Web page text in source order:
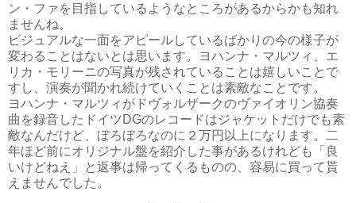
ン・ファを目指しているようなところがあるからかも知れ
ませんね。
ビジュアルな一面をアピールしているばかりの今の様子が
変わることはないとは思います。ヨハンナ・マルツィ、エ
リカ・モリーニの写真が残されていることは嬉しいことで
すし、演奏が聞かれ続けていくことは素敵なことです。
ヨハンナ・マルツィがドヴォルザークのヴァイオリン協奏
曲を録音したドイツDGのレコードはジャケットだけでも素
敵なんだけど、ぼろぼろなのに２万円以上になります。二
年ほど前にオリジナル盤を紹介した事があるけれども「良
いけどねえ」と返事は帰ってくるものの、容易に買って貰
えませんでした。